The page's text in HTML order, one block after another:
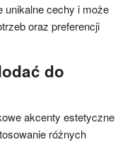
unikalne cechy i może
oraz preferencji
do
akcenty estetyczne
różnych